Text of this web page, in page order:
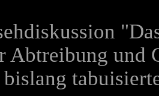
Abtreibung und